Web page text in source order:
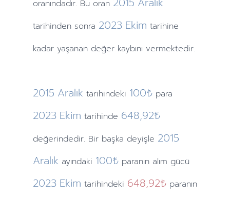
oranındadır. Bu oran
tarihindensonra 2023 Ekim tarihine
kadar yaşanan değer kaybını vermektedir.
2015 Aralık tarihindeki 100₺ para
2023 Ekim tarihinde 648,92₺
değerindedir. Bir başka deyişle 2015
Aralık ayındaki 100₺ paranın alım gücü
2023 Ekim tarihindeki 648,92₺ paranın